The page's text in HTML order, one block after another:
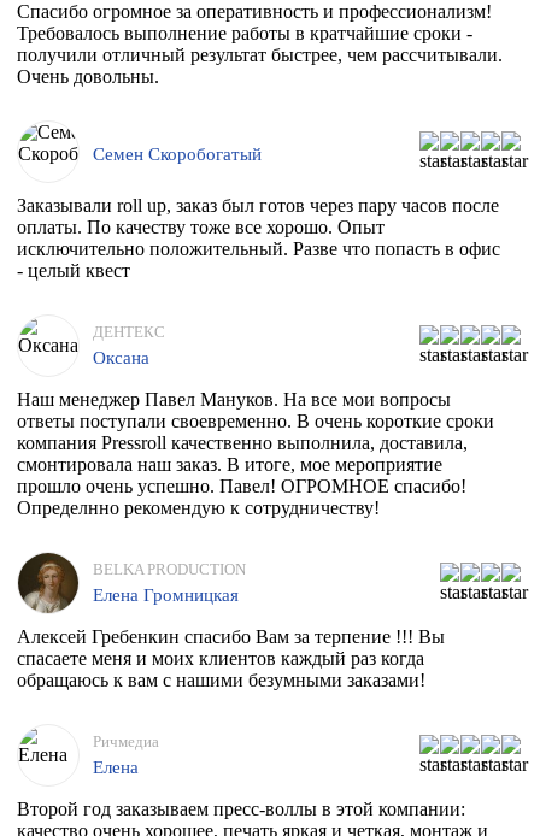
Спасибо огромное за оперативность и профессионализм!
Требовалось выполнение работы в кратчайшие сроки -
получили отличный результат быстрее, чем рассчитывали.
Очень довольны.
Семен Скоробогатый
Заказывали roll up, заказ был готов через пару часов после
оплаты. По качеству тоже все хорошо. Опыт
исключительно положительный. Разве что попасть в офис
- целый квест
ДЕНТЕКС
Оксана
Наш менеджер Павел Мануков. На все мои вопросы
ответы поступали своевременно. В очень короткие сроки
компания Pressroll качественно выполнила, доставила,
смонтировала наш заказ. В итоге, мое мероприятие
прошло очень успешно. Павел! ОГРОМНОЕ спасибо!
Определнно рекомендую к сотрудничеству!
BELKA PRODUCTION
Елена Громницкая
Алексей Гребенкин спасибо Вам за терпение !!! Вы
спасаете меня и моих клиентов каждый раз когда
обращаюсь к вам с нашими безумными заказами!
Ричмедиа
Елена
Второй год заказываем пресс-воллы в этой компании:
качество очень хорошее, печать яркая и четкая, монтаж и